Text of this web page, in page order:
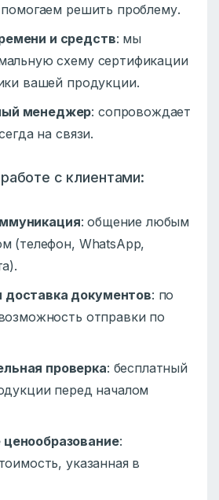
решить проблему.
и средств: мы
схему сертификации
вашей продукции.
менеджер: сопровождает
на связи.
с клиентами:
: общение любым
(телефон, WhatsApp,
доставка документов: по
отправки по
проверка: бесплатный
перед началом
ценообразование:
указанная в